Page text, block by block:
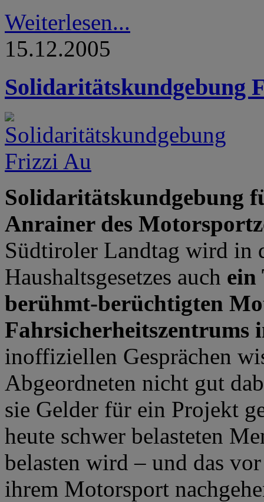
Weiterlesen...
15.12.2005
Solidaritätskundgebung
Solidaritätskundgebung
Anrainer des
Südtiroler Landtag wird in
Haushaltsgesetzes auch ein
berühmt-berüchtigten
Fahrsicherheitszentrums
inoffiziellen Gesprächen
Abgeordneten nicht gut
sie Gelder für ein Projekt
heute schwer belasteten
belasten wird – und das
ihrem Motorsport